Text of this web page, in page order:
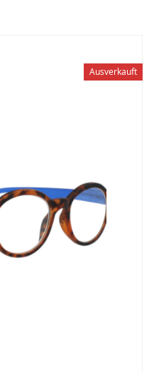
Ausverkauft